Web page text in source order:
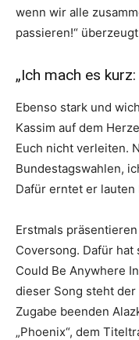
wenn wir alle
passieren!“
„Ich mach es
Ebenso stark und
Kassim auf dem
Euch nicht verleiten.
Bundestagswahlen,
Dafür erntet er lauten
Erstmals
Coversong. Dafür hat
Could Be Anywhere
dieser Song steht
Zugabe beenden
„Phoenix“, dem